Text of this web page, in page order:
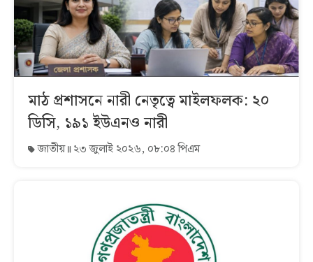
মাঠ প্রশাসনে নারী নেতৃত্বে মাইলফলক: ২০
ডিসি, ১৯১ ইউএনও নারী
জাতীয় ২৩ জুলাই ২০২৬, ০৮:০৪ পিএম